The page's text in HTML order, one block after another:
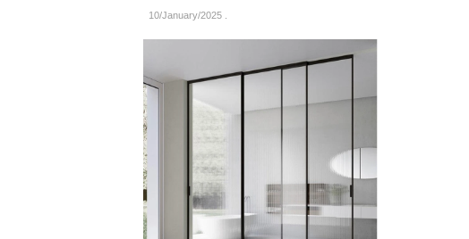
10/January/2025.